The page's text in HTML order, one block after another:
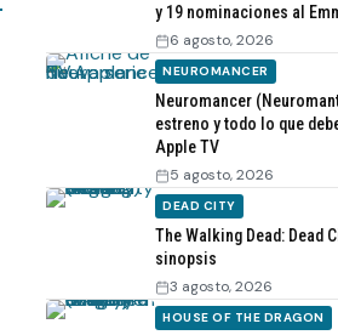
y 19 nominaciones al
6 agosto, 2026
NEUROMANCER
Neuromancer
estreno y todo lo que
Apple TV
5 agosto, 2026
DEAD CITY
The Walking Dead: Dead
sinopsis
3 agosto, 2026
HOUSE OF THE DRAGON